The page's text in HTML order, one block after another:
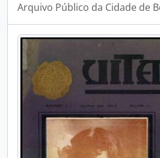
Arquivo Público da Cidade de